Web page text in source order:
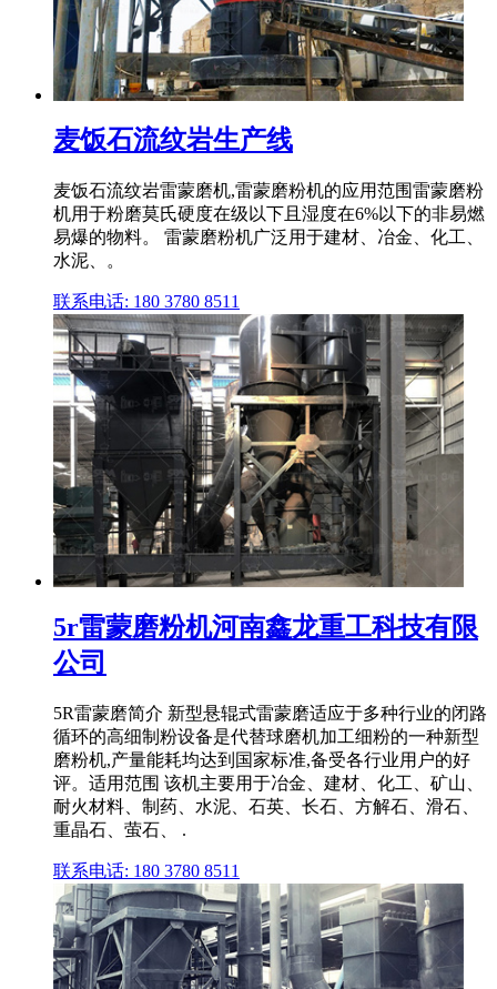
麦饭石流纹岩生产线
麦饭石流纹岩雷蒙磨机,雷蒙磨粉机的应用范围雷蒙磨粉
机用于粉磨莫氏硬度在级以下且湿度在6%以下的非易燃
易爆的物料。 雷蒙磨粉机广泛用于建材、冶金、化工、
水泥、。
联系电话: 180 3780 8511
5r雷蒙磨粉机河南鑫龙重工科技有限
公司
5R雷蒙磨简介 新型悬辊式雷蒙磨适应于多种行业的闭路
循环的高细制粉设备是代替球磨机加工细粉的一种新型
磨粉机,产量能耗均达到国家标准,备受各行业用户的好
评。适用范围 该机主要用于冶金、建材、化工、矿山、
耐火材料、制药、水泥、石英、长石、方解石、滑石、
重晶石、萤石、 .
联系电话: 180 3780 8511